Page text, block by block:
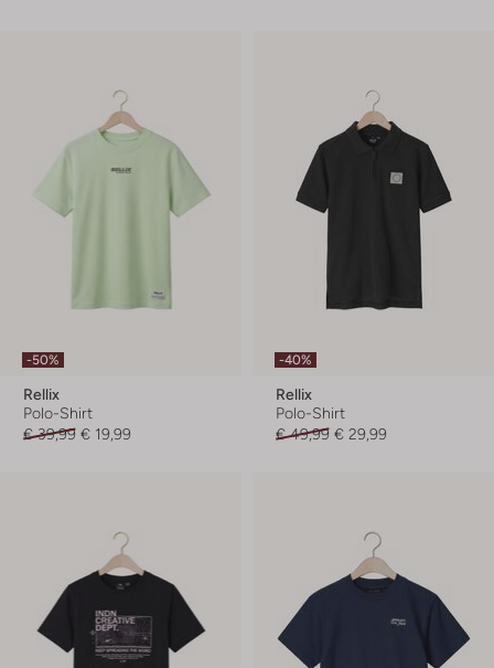
-50%
Rellix
Polo-Shirt
€ 39,99 € 19,99
-40%
Rellix
Polo-Shirt
€ 49,99 € 29,99